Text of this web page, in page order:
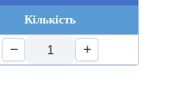
Кількість
− +